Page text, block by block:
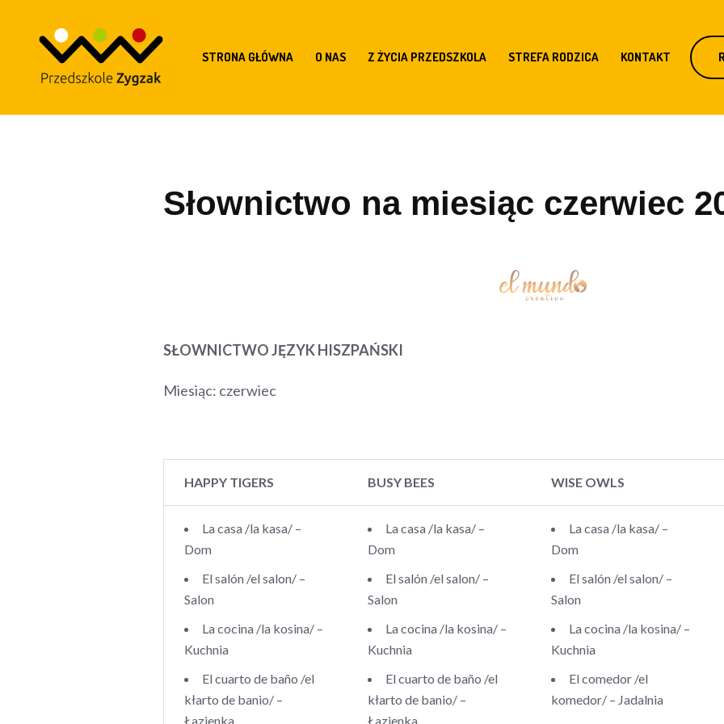
STRONA GŁÓWNA O NAS Z ŻYCIA PRZEDSZKOLA STREFA RODZICA KONTAKT
Słownictwo na miesiąc czerwiec
SŁOWNICTWO JĘZYK HISZPAŃSKI
Miesiąc: czerwiec
HAPPY TIGERS BUSY BEES WISE OWLS
La casa /la kasa/ –
Dom
El salón /el salon/ –
Salon
La cocina /la kosina/ –
Kuchnia
El cuarto de baño /el
kłarto de banio/ –
Łazienka
La casa /la kasa/ –
Dom
El salón /el salon/ –
Salon
La cocina /la kosina/ –
Kuchnia
El cuarto de baño /el
kłarto de banio/ –
Łazienka
La casa /la kasa/ –
Dom
El salón /el salon/ –
Salon
La cocina /la kosina/ –
Kuchnia
El comedor /el
komedor/ – Jadalnia